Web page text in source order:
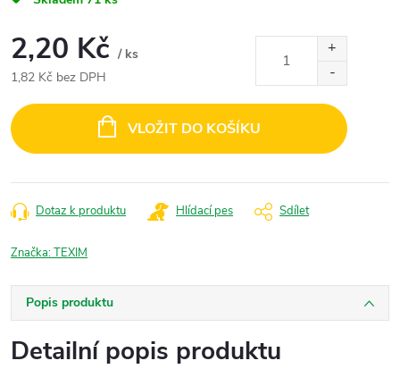
2,20 Kč / ks
1,82 Kč bez DPH
cena:
VLOŽIT DO KOŠÍKU
Dotaz k produktu Hlídací pes Sdílet
Značka:TEXIM
Popis produktu
Detailní popis produktu